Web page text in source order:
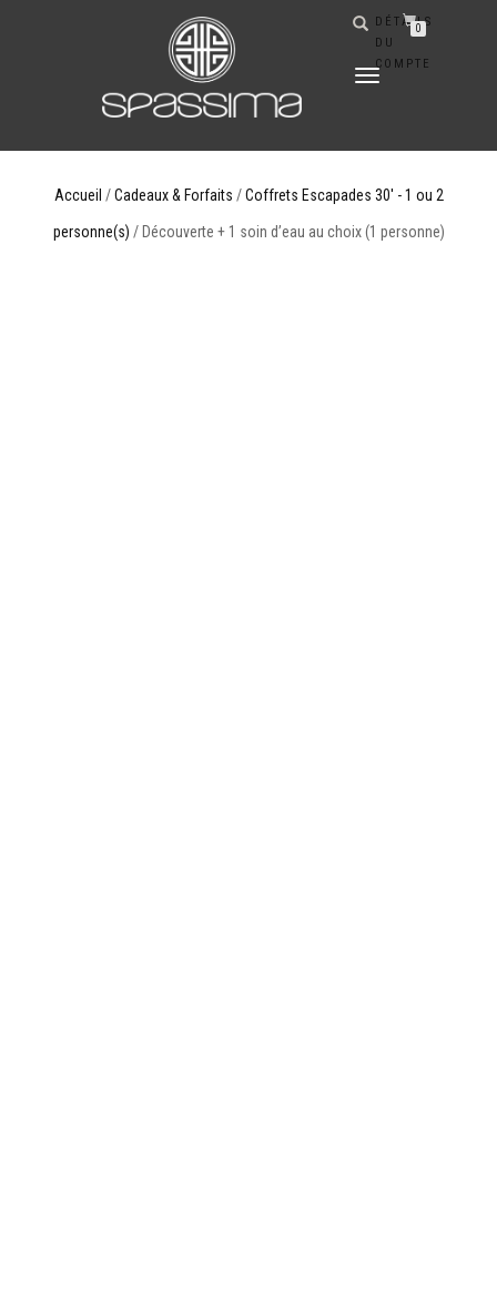
DÉPLIER
DÉTAILS
DU
COMPTE
0
Accueil /Cadeaux & Forfaits /Coffrets Escapades 30' - 1 ou 2
personne(s) / Découverte + 1 soin d’eau au choix (1 personne)